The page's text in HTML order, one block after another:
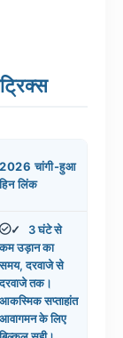
2026 चांगी-हुआ
हिन लिंक
✓
3 घंटे से
कम उड़ान का
समय, दरवाजे से
दरवाजे तक।
आकस्मिक सप्ताहांत
आवागमन के लिए